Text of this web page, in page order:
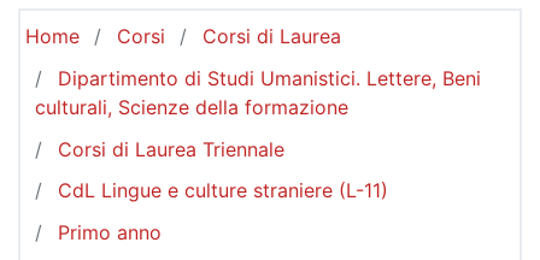
Home Corsi
Corsi di Laurea
Dipartimento di Studi Umanistici. Lettere, Beni
culturali, Scienze della formazione
Corsi di Laurea Triennale
CdL Lingue e culture straniere (L-11)
Primo anno